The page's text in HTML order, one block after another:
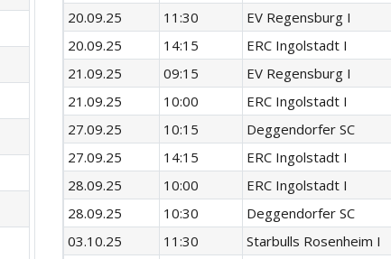
20.09.25
11:30 EV Regensburg I
20.09.25
14:15 ERC Ingolstadt I
21.09.25
09:15 EV Regensburg I
21.09.25
10:00 ERC Ingolstadt I
27.09.25
10:15 Deggendorfer SC
27.09.25
14:15 ERC Ingolstadt I
28.09.25
10:00 ERC Ingolstadt I
28.09.25
10:30 Deggendorfer SC
03.10.25
11:30 Starbulls Rosenheim I